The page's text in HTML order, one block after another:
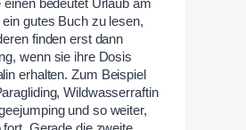
einen bedeutet Urlaub am
ein gutes Buch zu lesen,
finden erst dann
wenn sie ihre Dosis
erhalten. Zum Beispiel
Wildwasserraftin
und so weiter,